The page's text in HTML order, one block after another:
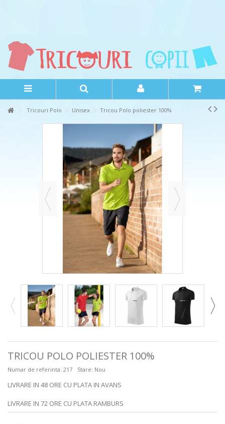
Tricouri Polo Unisex Tricou Polo poliester 100%
TRICOU POLO POLIESTER 100%
Numar de referinta: 217 Stare: Nou
LIVRARE IN 48 ORE CU PLATA IN AVANS
LIVRARE IN 72 ORE CU PLATA RAMBURS